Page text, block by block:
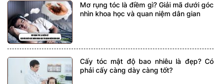
Mơ rụng tóc là điềm gì? Giải mã dưới góc
nhìn khoa học và quan niệm dân gian
Cấy tóc mật độ bao nhiêu là đẹp? Có
phải cấy càng dày càng tốt?